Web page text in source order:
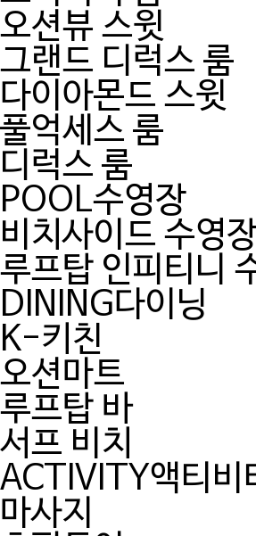
오션뷰 스윗
그랜드 디럭스 룸
다이아몬드 스윗
풀억세스 룸
디럭스 룸
POOL수영장
비치사이드 수영
루프탑 인피티니
DINING다이닝
K-키친
오션마트
루프탑 바
서프 비치
ACTIVITY액티비
마사지